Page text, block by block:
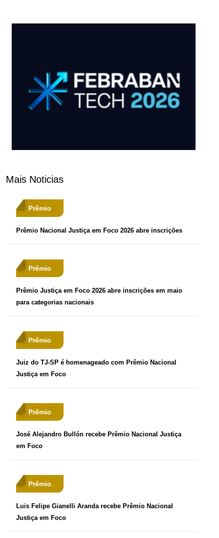
Mais Noticias
Prêmio
Prêmio Nacional Justiça em Foco 2026 abre inscrições
Prêmio
Prêmio Justiça em Foco 2026 abre inscrições em maio
para categorias nacionais
Prêmio
Juiz do TJ-SP é homenageado com Prêmio Nacional
Justiça em Foco
Prêmio
José Alejandro Bullón recebe Prêmio Nacional Justiça
em Foco
Prêmio
Luis Felipe Gianelli Aranda recebe Prêmio Nacional
Justiça em Foco